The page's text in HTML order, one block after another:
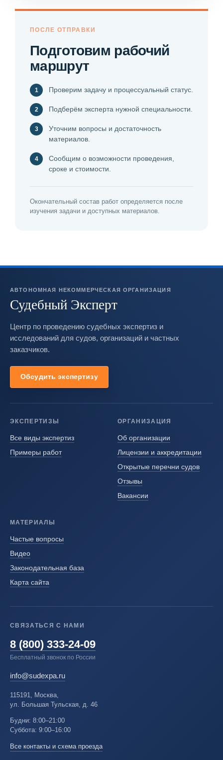
ПОСЛЕ ОТПРАВКИ
Подготовим рабочий
маршрут
Проверим задачу и процессуальный статус.
Подберём эксперта нужной специальности.
Уточним вопросы и достаточность
материалов.
Сообщим о возможности проведения,
сроке и стоимости.
Окончательный состав работ определяется после
изучения задачи и доступных материалов.
АВТОНОМНАЯ НЕКОММЕРЧЕСКАЯ ОРГАНИЗАЦИЯ
Судебный Эксперт
Центр по проведению судебных экспертиз и
исследований для судов, организаций и частных
заказчиков.
Обсудить экспертизу
ЭКСПЕРТИЗЫ
Все виды экспертиз
Примеры работ
ОРГАНИЗАЦИЯ
Об организации
Лицензии и аккредитации
Открытые перечни судов
Отзывы
Вакансии
МАТЕРИАЛЫ
Частые вопросы
Видео
Законодательная база
Карта сайта
СВЯЗАТЬСЯ С НАМИ
8 (800) 333-24-09
Бесплатный звонок по России
info@sudexpa.ru
115191, Москва,
ул. Большая Тульская, д. 46
Будни: 8:00–21:00
Суббота: 9:00–16:00
Все контакты и схема проезда